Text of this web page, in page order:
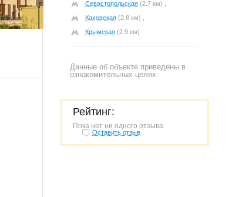
17814
Севастопольская (2.7 км) ,
Каховская (2.8 км) ,
Крымская (2.9 км)
Данные об объекте приведены в
ознакомительных целях.
Рейтинг:
Пока нет ни одного отзыва
Оставить отзыв